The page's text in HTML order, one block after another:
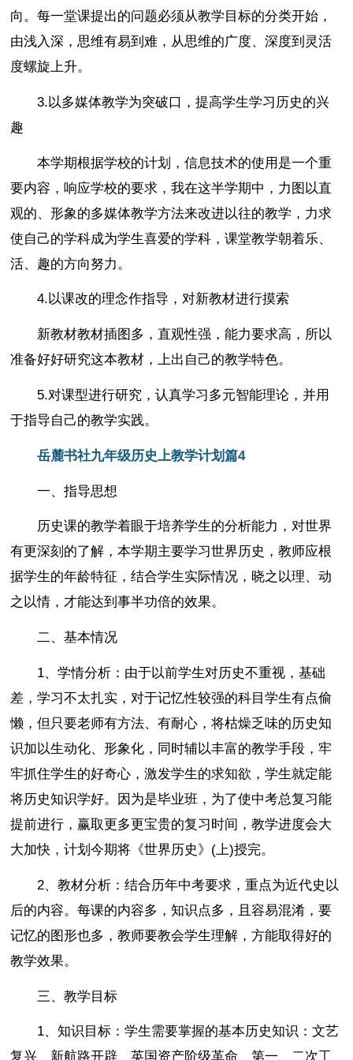
向。每一堂课提出的问题必须从教学目标的分类开始，
由浅入深，思维有易到难，从思维的广度、深度到灵活
度螺旋上升。
3.以多媒体教学为突破口，提高学生学习历史的兴
趣
本学期根据学校的计划，信息技术的使用是一个重
要内容，响应学校的要求，我在这半学期中，力图以直
观的、形象的多媒体教学方法来改进以往的教学，力求
使自己的学科成为学生喜爱的学科，课堂教学朝着乐、
活、趣的方向努力。
4.以课改的理念作指导，对新教材进行摸索
新教材教材插图多，直观性强，能力要求高，所以
准备好好研究这本教材，上出自己的教学特色。
5.对课型进行研究，认真学习多元智能理论，并用
于指导自己的教学实践。
岳麓书社九年级历史上教学计划篇4
一、指导思想
历史课的教学着眼于培养学生的分析能力，对世界
有更深刻的了解，本学期主要学习世界历史，教师应根
据学生的年龄特征，结合学生实际情况，晓之以理、动
之以情，才能达到事半功倍的效果。
二、基本情况
1、学情分析：由于以前学生对历史不重视，基础
差，学习不太扎实，对于记忆性较强的科目学生有点偷
懒，但只要老师有方法、有耐心，将枯燥乏味的历史知
识加以生动化、形象化，同时辅以丰富的教学手段，牢
牢抓住学生的好奇心，激发学生的求知欲，学生就定能
将历史知识学好。因为是毕业班，为了使中考总复习能
提前进行，赢取更多更宝贵的复习时间，教学进度会大
大加快，计划今期将《世界历史》(上)授完。
2、教材分析：结合历年中考要求，重点为近代史以
后的内容。每课的内容多，知识点多，且容易混淆，要
记忆的图形也多，教师要教会学生理解，方能取得好的
教学效果。
三、教学目标
1、知识目标：学生需要掌握的基本历史知识：文艺
复兴、新航路开辟、英国资产阶级革命、第一、二次工